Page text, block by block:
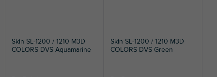
Skin SL-1200 / 1210 M3D
COLORS DVS Aquamarine
Skin SL-1200 / 1210 M3D
COLORS DVS Green